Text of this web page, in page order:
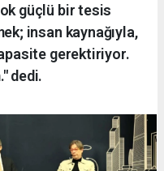
güçlü bir tesis
insan kaynağıyla,
gerektiriyor.
dedi.